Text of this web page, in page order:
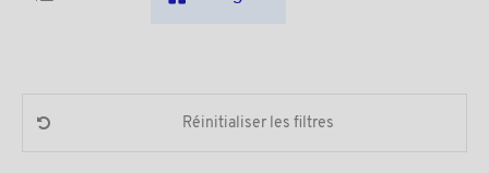
Réinitialiser les filtres